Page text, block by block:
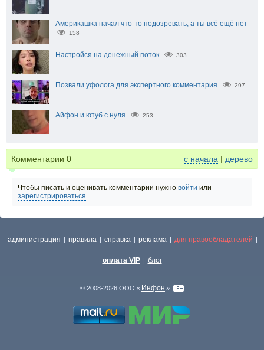
Америкашка начал что-то подозревать, а ты всё ещё нет
158
Настройся на денежный поток 303
Позвали уфолога для экспертного комментария 297
Айфон и ютуб с нуля 253
Комментарии 0 с начала | дерево
Чтобы писать и оценивать комментарии нужно войти или
зарегистрироваться
администрация | правила | справка | реклама | для правообладателей |
оплата VIP | блог
© 2008-2026 ООО « Инфон »